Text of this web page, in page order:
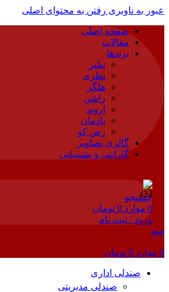
عبور به ناوبری رفتن به محتوای اصلی
صفحه اصلی
مقالات
برندها
نیلپر
نظری
هلگر
راشن
اروند
پادمان
رض کو
گالری تصاویر
گارانتی و پشتیبانی
جستجو
0 موارد 0 تومان
ورود / ثبت نام
منو
0 موارد 0 تومان
صندلی اداری
صندلی مدیریتی